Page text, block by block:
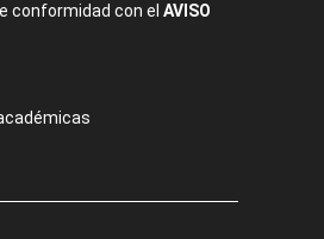
conformidad con el AVISO